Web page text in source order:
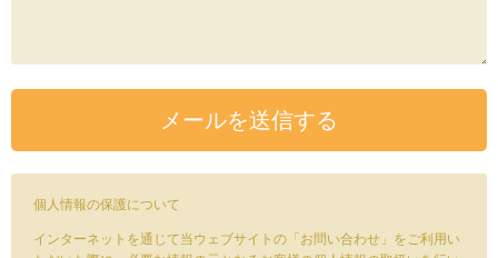
個人情報の保護について
インターネットを通じて当ウェブサイトの「お問い合わせ」をご利用い